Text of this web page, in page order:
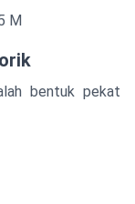
M
bentuk pekat